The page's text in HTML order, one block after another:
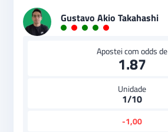
Gustavo Akio Takahashi
Apostei com odds de
1.87
Unidade
1/10
-1,00